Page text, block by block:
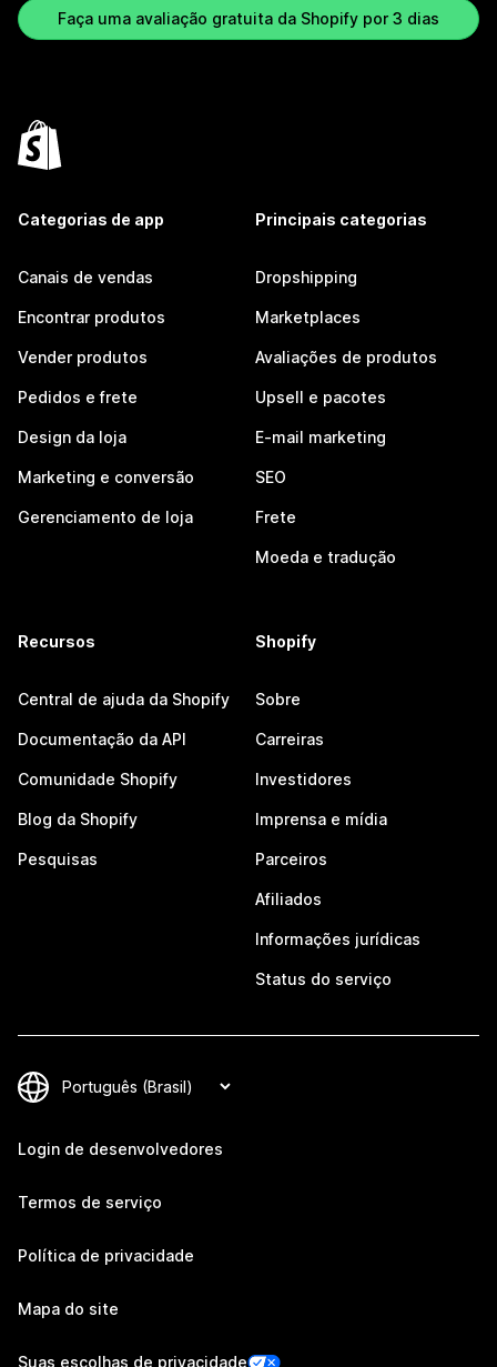
Faça uma avaliação gratuita da Shopify por 3 dias
Categorias de app
Canais de vendas
Encontrar produtos
Vender produtos
Pedidos e frete
Design da loja
Marketing e conversão
Gerenciamento de loja
Principais categorias
Dropshipping
Marketplaces
Avaliações de produtos
Upsell e pacotes
E-mail marketing
SEO
Frete
Moeda e tradução
Recursos
Central de ajuda da Shopify
Documentação da API
Comunidade Shopify
Blog da Shopify
Pesquisas
Shopify
Sobre
Carreiras
Investidores
Imprensa e mídia
Parceiros
Afiliados
Informações jurídicas
Status do serviço
Login de desenvolvedores
Termos de serviço
Política de privacidade
Mapa do site
Suas escolhas de privacidade